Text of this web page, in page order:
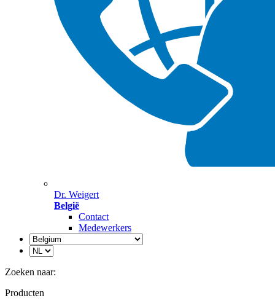
Dr. Weigert
België
Contact
Medewerkers
Zoeken naar:
Producten